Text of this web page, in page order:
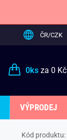
ČR/CZK
0ksza 0 Kč
VÝPRODEJ
Kód produktu: